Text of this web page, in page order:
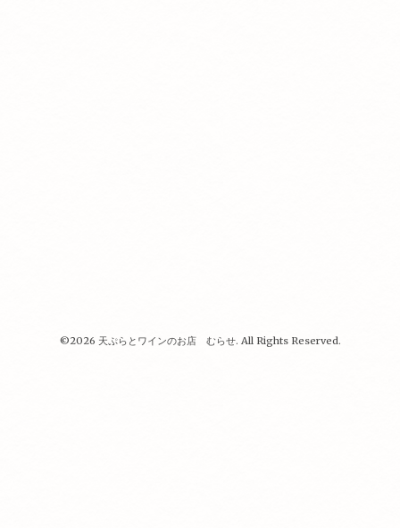
©2026 天ぷらとワインのお店 むらせ. All Rights Reserved.